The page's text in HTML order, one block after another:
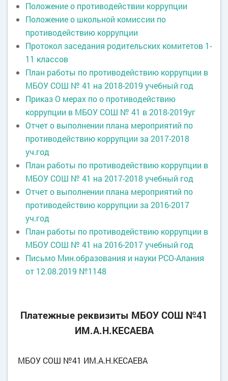
Положение о противодействии коррупции
Положение о школьной комиссии по
противодействию коррупции
Протокол заседания родительских комитетов 1-
11 классов
План работы по противодействию коррупции в
МБОУ СОШ № 41 на 2018-2019 учебный год
Приказ О мерах по о противодействию
коррупции в МБОУ СОШ № 41 в 2018-2019уг
Отчет о выполнении плана мероприятий по
противодействию коррупции за 2017-2018
уч.год
План работы по противодействию коррупции в
МБОУ СОШ № 41 на 2017-2018 учебный год
Отчет о выполнении плана мероприятий по
противодействию коррупции за 2016-2017
уч.год
План работы по противодействию коррупции в
МБОУ СОШ № 41 на 2016-2017 учебный год
Письмо Мин.образования и науки РСО-Алания
от 12.08.2019 №1148
Платежные реквизиты МБОУ СОШ №41
ИМ.А.Н.КЕСАЕВА
МБОУ СОШ №41 ИМ.А.Н.КЕСАЕВА